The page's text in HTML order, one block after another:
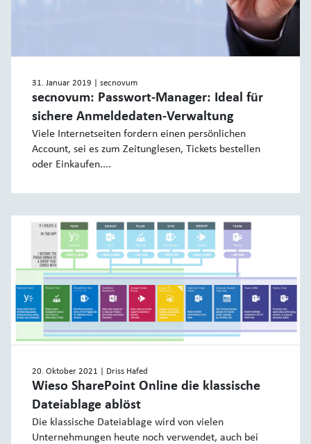
31. Januar 2019 | secnovum
secnovum: Passwort-Manager: Ideal für
sichere Anmeldedaten-Verwaltung
Viele Internetseiten fordern einen persönlichen
Account, sei es zum Zeitunglesen, Tickets bestellen
oder Einkaufen....
20. Oktober 2021 | Driss Hafed
Wieso SharePoint Online die klassische
Dateiablage ablöst
Die klassische Dateiablage wird von vielen
Unternehmungen heute noch verwendet, auch bei